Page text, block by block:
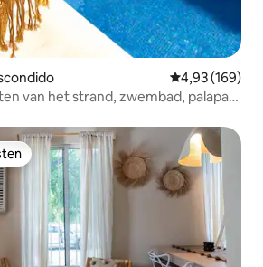
Gemiddelde
4,93 (169)
van het strand, zwembad, palapa